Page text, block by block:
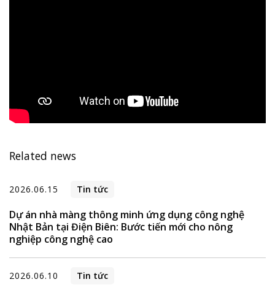
Related news
2026.06.15 Tin tức
Dự án nhà màng thông minh ứng dụng công nghệ
Nhật Bản tại Điện Biên: Bước tiến mới cho nông
nghiệp công nghệ cao
2026.06.10 Tin tức